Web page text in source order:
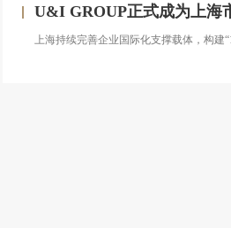
U&I GROUP正式成为上海市企业
上海持续完善企业国际化支撑载体，构建